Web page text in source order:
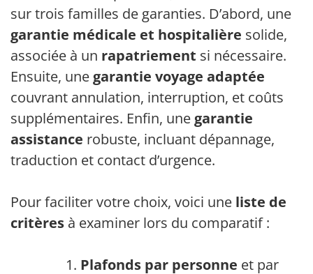
sur trois familles de garanties. D’abord, une
garantie médicale et hospitalière solide,
associée à un rapatriement si nécessaire.
Ensuite, une garantie voyage adaptée
couvrant annulation, interruption, et coûts
supplémentaires. Enfin, une garantie
assistance robuste, incluant dépannage,
traduction et contact d’urgence.
Pour faciliter votre choix, voici une liste de
critères à examiner lors du comparatif :
Plafonds par personne et par